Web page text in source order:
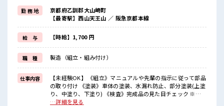
＼遠方の方も安心◎寮完備/
◎ワンルーム寮
◎家電付き1R寮
◎駐車場完備なのでマイカー持ち込みOK
ほかにも...
・赴任時は現地までの移動交通費支給
・寮から自転車やバイク通勤OKの寮もあり※空き状況による
・長岡京駅/京阪淀駅/阪急西山天王山駅から無料送迎バスもあり
さらに大阪で「ハリウッド映画の世界」を体験できるテーマパーク
までは電車で1時間30分ほど♪
大型連休があるので休みの日がワクワクする事間違いなし！
■最短即日入社決定！
勤 務 地
京都府乙訓郡大山崎町
【最寄駅】西山天王山 ／ 阪急京都本線
給 与 【時給】1,700 円
職 種 製造（組立・組み付け）
仕事内容
【未経験OK】 《組立》マニュアルや先輩の指示に従って部品
の取り付け 《塗装》車体の塗装、水漏れ防止、部分塗装(上塗
り、中塗り、下塗り) 《検査》完成品の見た目チェック ※適
正を見て、配属先が決定します ※寮アリのお仕事！一人暮ら
…詳細を見る